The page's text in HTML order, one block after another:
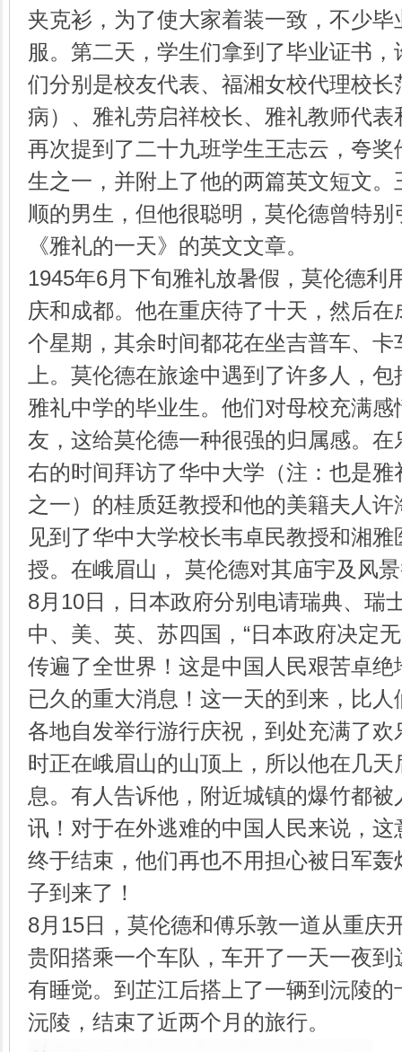
夹克衫，为了使大家着装一致，不少
服。第二天，学生们拿到了毕业证书
们分别是校友代表、福湘女校代理校
病）、雅礼劳启祥校长、雅礼教师代
再次提到了二十九班学生王志云，夸
生之一，并附上了他的两篇英文短文
顺的男生，但他很聪明，莫伦德曾特
《雅礼的一天》的英文文章。
1945年6月下旬雅礼放暑假，莫伦德利
庆和成都。他在重庆待了十天，然后
个星期，其余时间都花在坐吉普车、
上。莫伦德在旅途中遇到了许多人，
雅礼中学的毕业生。他们对母校充满
友，这给莫伦德一种很强的归属感。
右的时间拜访了华中大学（注：也是
之一）的桂质廷教授和他的美籍夫人
见到了华中大学校长韦卓民教授和湘
授。在峨眉山， 莫伦德对其庙宇及风
8月10日，日本政府分别电请瑞典、瑞
中、美、英、苏四国，“日本政府决定
传遍了全世界！这是中国人民艰苦卓
已久的重大消息！这一天的到来，比
各地自发举行游行庆祝，到处充满了
时正在峨眉山的山顶上，所以他在几
息。有人告诉他，附近城镇的爆竹都
讯！对于在外逃难的中国人民来说，
终于结束，他们再也不用担心被日军
子到来了！
8月15日，莫伦德和傅乐敦一道从重庆
贵阳搭乘一个车队，车开了一天一夜
有睡觉。到芷江后搭上了一辆到沅陵
沅陵，结束了近两个月的旅行。